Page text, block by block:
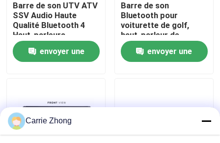
Contact USA
Nouvelles
Enjoliveurs de chariot de golf
Tableau de bord de chariot de golf
Barre de son UTV ATV
SSV Audio Haute
Qualité Bluetooth 4
Haut-parleurs
Télécommande
Étanche IP66 USB
envoyer une
Barre de son
Bluetooth pour
voiturette de golf,
haut-parleur de
subwoofer, tweeter,
squawker, USB/Aux,
qualité marine IP66
envoyer une
Carrie Zhong